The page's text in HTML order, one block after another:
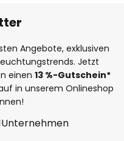
Angebote, exklusiven
Jetzt
einen 13 %-Gutschein*
in unserem Onlineshop
Unternehmen